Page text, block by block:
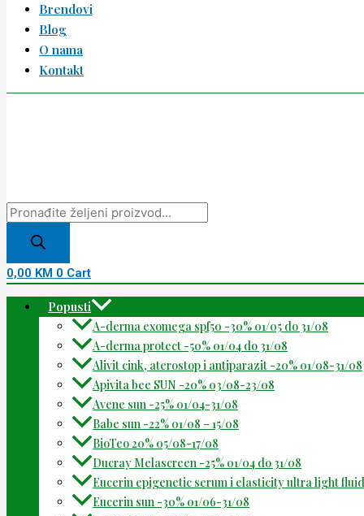
Brendovi
Blog
O nama
Kontakt
0,00 KM 0 Cart
Popusti
A-derma exomega spf50 -30% 01/05 do 31/08
A-derma protect -50% 01/04 do 31/08
Alivit cink, aterostop i antiparazit -20% 01/08-31/08
Apivita bee SUN -20% 03/08-23/08
Avene sun -25% 01/04-31/08
Babe sun -22% 01/08 – 15/08
BioTeo 20% 05/08-17/08
Ducray Melascreen -25% 01/04 do 31/08
Eucerin epigenetic serum i elasticity ultra light
Eucerin sun -30% 01/06-31/08